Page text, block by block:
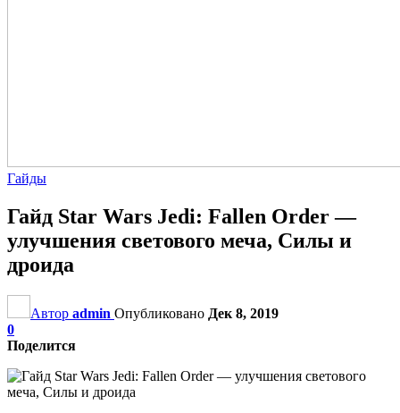
Гайды
Гайд Star Wars Jedi: Fallen Order —
улучшения светового меча, Силы и
дроида
Автор admin Опубликовано Дек 8, 2019
0
Поделится